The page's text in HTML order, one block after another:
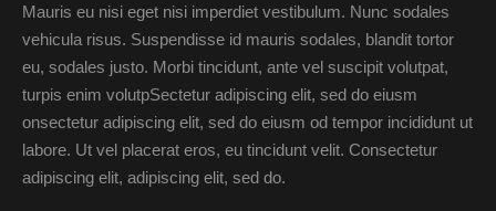
Mauris eu nisi eget nisi imperdiet vestibulum. Nunc sodales
vehicula risus. Suspendisse id mauris sodales, blandit tortor
eu, sodales justo. Morbi tincidunt, ante vel suscipit volutpat,
turpis enim volutpSectetur adipiscing elit, sed do eiusm
onsectetur adipiscing elit, sed do eiusm od tempor incididunt ut
labore. Ut vel placerat eros, eu tincidunt velit. Consectetur
adipiscing elit, adipiscing elit, sed do.